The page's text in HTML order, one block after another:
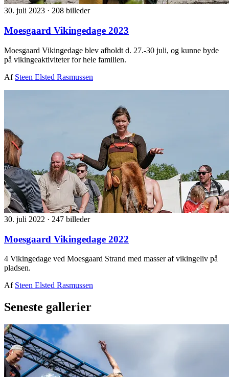
30. juli 2023 · 208 billeder
Moesgaard Vikingedage 2023
Moesgaard Vikingedage blev afholdt d. 27.-30 juli, og kunne byde
på vikingeaktiviteter for hele familien.
Af Steen Elsted Rasmussen
30. juli 2022 · 247 billeder
Moesgaard Vikingedage 2022
4 Vikingedage ved Moesgaard Strand med masser af vikingeliv på
pladsen.
Af Steen Elsted Rasmussen
Seneste gallerier